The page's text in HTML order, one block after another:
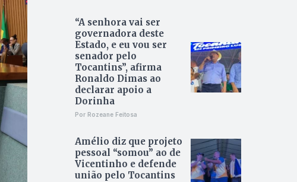
“A senhora vai ser
governadora deste
Estado, e eu vou ser
senador pelo
Tocantins”, afirma
Ronaldo Dimas ao
declarar apoio a
Dorinha
Por Rozeane Feitosa
Amélio diz que projeto
pessoal “somou” ao de
Vicentinho e defende
união pelo Tocantins